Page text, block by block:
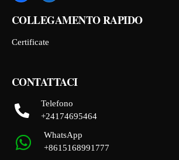
COLLEGAMENTO RAPIDO
Certificate
CONTATTACI
Telefono
+24174695464
WhatsApp
+8615168991777